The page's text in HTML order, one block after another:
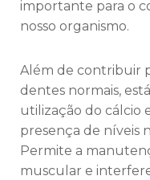
importante para o
nosso organismo.
Além de contribuir
dentes normais,
utilização do cálcio
presença de níveis
Permite a
muscular e